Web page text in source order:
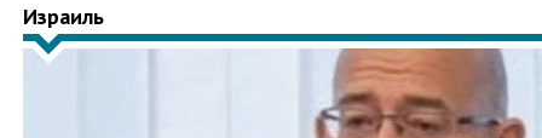
Израиль